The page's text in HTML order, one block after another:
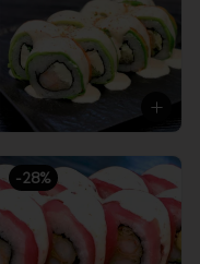
-28%